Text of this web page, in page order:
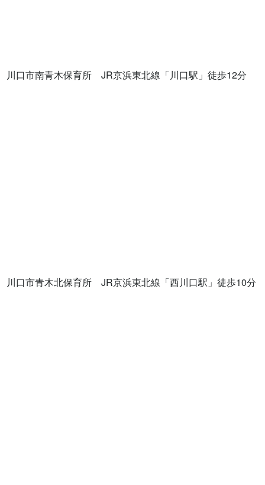
川口市南青木保育所　JR京浜東北線「川口駅」徒歩12分
川口市青木北保育所　JR京浜東北線「西川口駅」徒歩10分